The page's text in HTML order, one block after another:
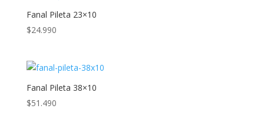
Fanal Pileta 23×10
$24.990
Fanal Pileta 38×10
$51.490